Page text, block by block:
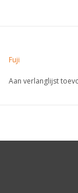
Fuji
Aan verlanglijst